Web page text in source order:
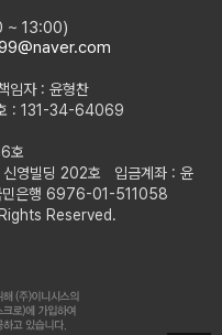
~ 13:00)
임자 : 윤형찬
: 131-34-64069
호
신영빌딩 202호 입금계좌 : 윤
은행 6976-01-511058
Reserved.